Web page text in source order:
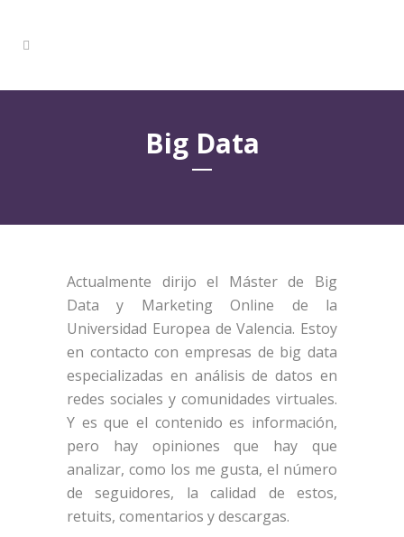
Big Data
Actualmente dirijo el Máster de Big
Data y Marketing Online de la
Universidad Europea de Valencia. Estoy
en contacto con empresas de big data
especializadas en análisis de datos en
redes sociales y comunidades virtuales.
Y es que el contenido es información,
pero hay opiniones que hay que
analizar, como los me gusta, el número
de seguidores, la calidad de estos,
retuits, comentarios y descargas.